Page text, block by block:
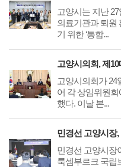
고양시는 지난
의료기관과 퇴원
기 위한 ‘통합...
고양시의회가 24
어 각 상임위원
했다. 이날 본...
민경선 고양시장
룩셈부르크 국립